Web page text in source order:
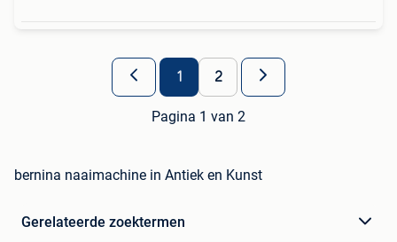
1 2
Pagina 1 van 2
bernina naaimachine in Antiek en Kunst
Gerelateerde zoektermen